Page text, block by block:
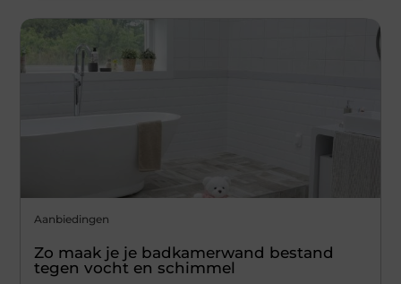
Aanbiedingen
Zo maak je je badkamerwand bestand
tegen vocht en schimmel